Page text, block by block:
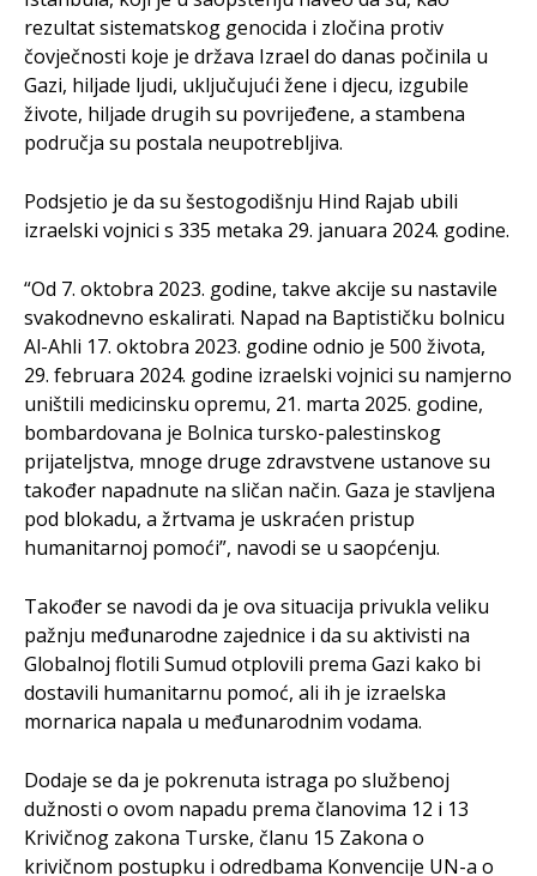
rezultat sistematskog genocida i zločina protiv
čovječnosti koje je država Izrael do danas počinila u
Gazi, hiljade ljudi, uključujući žene i djecu, izgubile
živote, hiljade drugih su povrijeđene, a stambena
područja su postala neupotrebljiva.
Podsjetio je da su šestogodišnju Hind Rajab ubili
izraelski vojnici s 335 metaka 29. januara 2024. godine.
“Od 7. oktobra 2023. godine, takve akcije su nastavile
svakodnevno eskalirati. Napad na Baptističku bolnicu
Al-Ahli 17. oktobra 2023. godine odnio je 500 života,
29. ​​februara 2024. godine izraelski vojnici su namjerno
uništili medicinsku opremu, 21. marta 2025. godine,
bombardovana je Bolnica tursko-palestinskog
prijateljstva, mnoge druge zdravstvene ustanove su
također napadnute na sličan način. Gaza je stavljena
pod blokadu, a žrtvama je uskraćen pristup
humanitarnoj pomoći”, navodi se u saopćenju.
Također se navodi da je ova situacija privukla veliku
pažnju međunarodne zajednice i da su aktivisti na
Globalnoj flotili Sumud otplovili prema Gazi kako bi
dostavili humanitarnu pomoć, ali ih je izraelska
mornarica napala u međunarodnim vodama.
Dodaje se da je pokrenuta istraga po službenoj
dužnosti o ovom napadu prema članovima 12 i 13
Krivičnog zakona Turske, članu 15 Zakona o
krivičnom postupku i odredbama Konvencije UN-a o